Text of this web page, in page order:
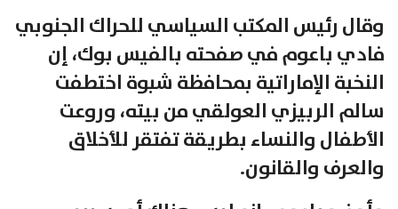
وقال رئيس المكتب السياسي للحراك الجنوبي
فادي باعوم في صفحته بالفيس بوك، إن
النخبة الإماراتية بمحافظة شبوة اختطفت
سالم الربيزي العولقي من بيته، وروعت
الأطفال والنساء بطريقة تفتقر للأخلاق
والعرف والقانون.